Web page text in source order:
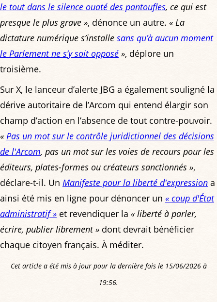
le tout dans le silence ouaté des pantoufles, ce qui est
presque le plus grave », dénonce un autre. « La
dictature numérique s’installe sans qu’à aucun moment
le Parlement ne s’y soit opposé », déplore un
troisième.
Sur X, le lanceur d’alerte JBG a également souligné la
dérive autoritaire de l’Arcom qui entend élargir son
champ d’action en l’absence de tout contre-pouvoir.
« Pas un mot sur le contrôle juridictionnel des décisions
de l'Arcom, pas un mot sur les voies de recours pour les
éditeurs, plates-formes ou créateurs sanctionnés »,
déclare-t-il. Un Manifeste pour la liberté d'expression a
ainsi été mis en ligne pour dénoncer un « coup d'État
administratif » et revendiquer la « liberté à parler,
écrire, publier librement » dont devrait bénéficier
chaque citoyen français. À méditer.
Cet article a été mis à jour pour la dernière fois le 15/06/2026 à
19:56.